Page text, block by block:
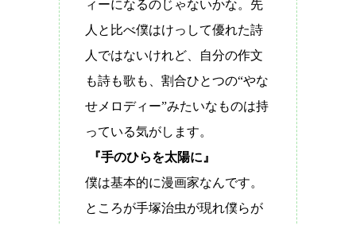
ィーになるのじゃないかな。先
人と比べ僕はけっして優れた詩
人ではないけれど、自分の作文
も詩も歌も、割合ひとつの“やな
せメロディー”みたいなものは持
っている気がします。
『手のひらを太陽に』
僕は基本的に漫画家なんです。
ところが手塚治虫が現れ僕らが